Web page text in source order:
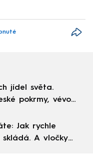
jídel světa.
pokrmy, vévodí
Jak rychle
A vločky